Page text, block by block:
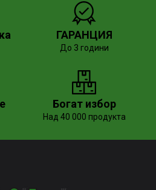
ГАРАНЦИЯ
До 3 години
Богат избор
Над 40 000 продукта